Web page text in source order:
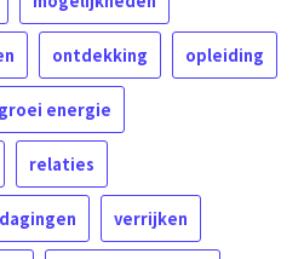
ontdekking opleiding
energie
relaties
verrijken